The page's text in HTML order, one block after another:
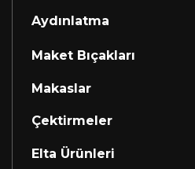
Aydınlatma
Maket Bıçakları
Makaslar
Çektirmeler
Elta Ürünleri